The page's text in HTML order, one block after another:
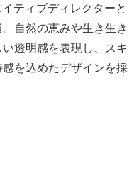
ティブディレクターと
自然の恵みや生き生き
透明感を表現し、スキ
を込めたデザインを採